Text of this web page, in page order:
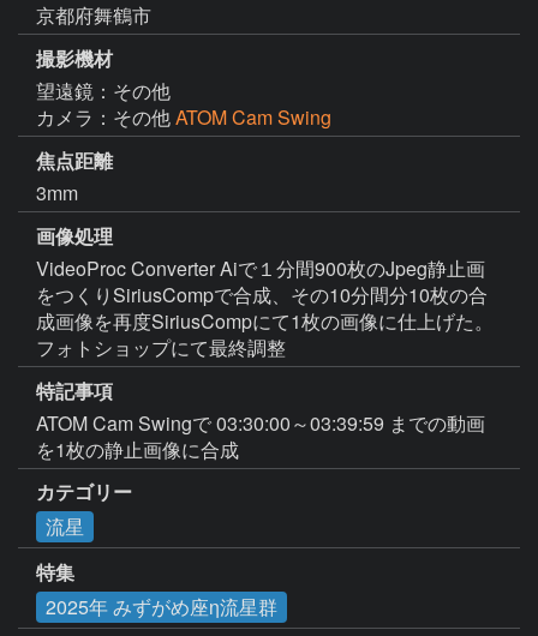
京都府舞鶴市
撮影機材
望遠鏡：その他
カメラ：その他ATOM Cam Swing
焦点距離
3mm
画像処理
VideoProc Converter Aiで１分間900枚のJpeg静止画
をつくりSiriusCompで合成、その10分間分10枚の合
成画像を再度SiriusCompにて1枚の画像に仕上げた。
フォトショップにて最終調整
特記事項
ATOM Cam Swingで 03:30:00～03:39:59 までの動画
を1枚の静止画像に合成
カテゴリー
流星
特集
2025年 みずがめ座η流星群